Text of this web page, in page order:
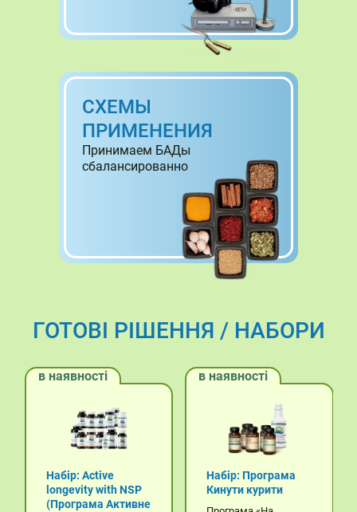
СХЕМЫ
ПРИМЕНЕНИЯ
Принимаем БАДы
сбалансированно
ГОТОВІ РІШЕННЯ / НАБОРИ
в наявності
Набір: Active
longevity with NSP
(Програма Активне
в наявності
Набір: Програма
Кинути курити